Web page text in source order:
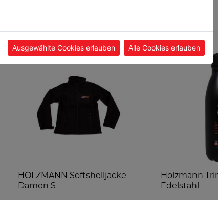
HOLZMANN Softshelljacke
Damen S
Holzmann
Edelstahl
Ausgewählte Cookies erlauben Alle Cookies erlauben